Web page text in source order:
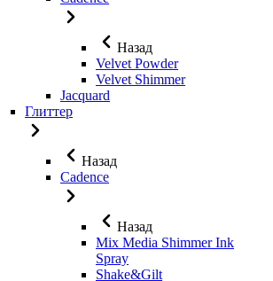
Назад
Velvet Powder
Velvet Shimmer
Jaсquard
Глиттер
Назад
Cadence
Назад
Mix Media Shimmer Ink
Spray
Shake&Gilt